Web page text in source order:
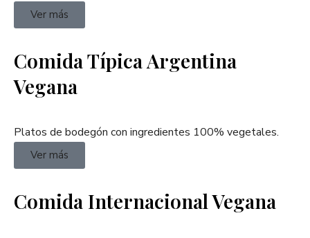
Ver más
Comida Típica Argentina
Vegana
Platos de bodegón con ingredientes 100% vegetales.
Ver más
Comida Internacional Vegana